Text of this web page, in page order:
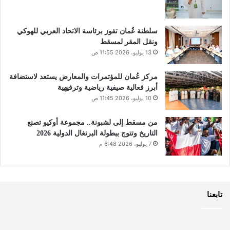
سلطنة عُمان تفوز برئاسة الاتحاد العربي للهوكي
ونقل المقر لمسقط
13 يوليو، 2026 11:55 ص
مركز عُمان للمؤتمرات والمعارض يستعد لاستضافة
أبرز فعالية صيفية رياضية وترفيهية
10 يوليو، 2026 11:45 ص
من مسقط إلى لشبونة.. مجموعة أوكيو تصنع
التاريخ وتتوج ببطولة البرتغال الدولية 2026
7 يوليو، 2026 6:48 م
تابعنا